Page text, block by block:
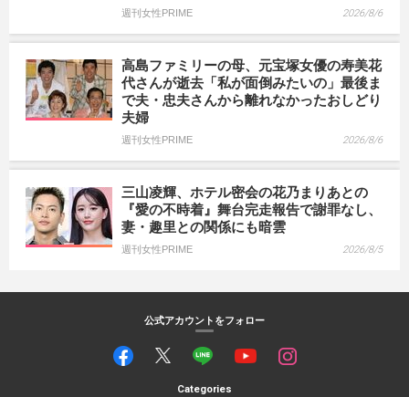
週刊女性PRIME 2026/8/6
高島ファミリーの母、元宝塚女優の寿美花
代さんが逝去「私が面倒みたいの」最後ま
で夫・忠夫さんから離れなかったおしどり
夫婦
週刊女性PRIME 2026/8/6
三山凌輝、ホテル密会の花乃まりあとの
『愛の不時着』舞台完走報告で謝罪なし、
妻・趣里との関係にも暗雲
週刊女性PRIME 2026/8/5
公式アカウントをフォロー
Categories